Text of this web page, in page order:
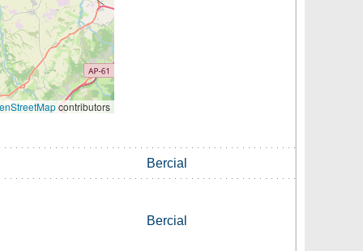
contributors
Bercial
Bercial